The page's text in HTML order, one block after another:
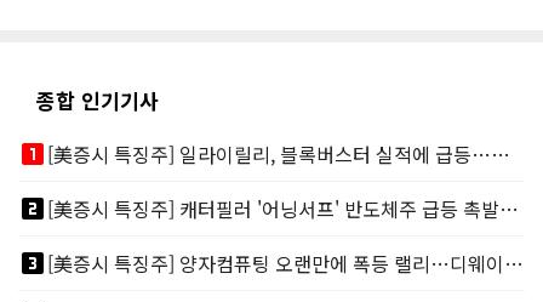
종합 인기기사
looks_one
[美증시 특징주] 일라이릴리, 블록버스터 실적에 급등…마운자로 매출 폭발
looks_two
[美증시 특징주] 캐터필러 '어닝서프' 반도체주 급등 촉발…"AI 데이터센터 건설 강력"
looks_3
[美증시 특징주] 양자컴퓨팅 오랜만에 폭등 랠리…디웨이브·아이온큐 주도